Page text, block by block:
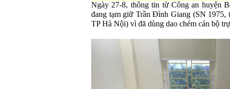
Ngày 27-8, thông tin từ Công an huyện
đang tạm giữ Trần Đình Giang (SN
TP Hà Nội) vì đã dùng dao chém cán bộ